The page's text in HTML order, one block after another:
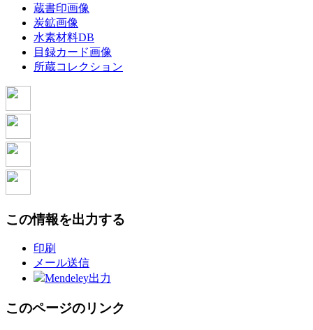
蔵書印画像
炭鉱画像
水素材料DB
目録カード画像
所蔵コレクション
この情報を出力する
印刷
メール送信
Mendeley出力
このページのリンク